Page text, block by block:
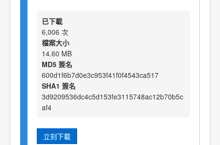
已下載
6,006 次
檔案大小
14.60 MB
MD5 簽名
600d1f6b7d0e3c953f41f0f4543ca517
SHA1 簽名
3d9209536dc4c5d153fe3115748ac12b70b5c
af4
立刻下載